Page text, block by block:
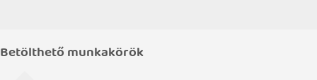
Betölthető munkakörök